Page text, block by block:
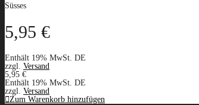
Süsses
5,95 €
Enthält 19% MwSt. DE
zzgl. Versand
5,95 €
Enthält 19% MwSt. DE
zzgl. Versand
Zum Warenkorb hinzufügen